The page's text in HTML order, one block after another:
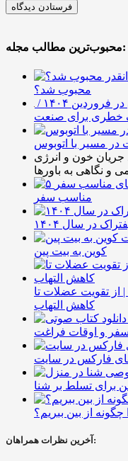
محبوب‌ترین مطالب مجله:
محبوب شد؟
افزایش ۴.۶ درصدی تولید فولاد ایران در فروردین ۱۴۰۴ /
خطری برای صنعت
مسیر با اتوبوس
جریان خون و انرژی
و نگاهی به باورها
مناسب سفر
در سال ۱۴۰۴
کوین به بیت پین
از تقویت عضلات تا
کاهش التهاب
و اوقات فراغت
برای تسلط بر شنا
از بین ببریم؟
آخرین نظرات همراهان: